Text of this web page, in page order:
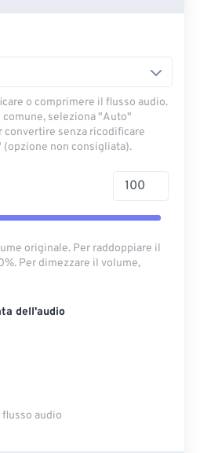
o comprimere il flusso audio.
seleziona "Auto"
convertire senza ricodificare
non consigliata).
originale. Per raddoppiare il
Per dimezzare il volume,
dell'audio
audio